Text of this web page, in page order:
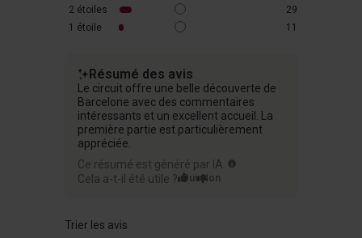
2 étoiles
29
1 étoile 11
Résumé des avis
Le circuit offre une belle découverte de
Barcelone avec des commentaires
intéressants et un excellent accueil. La
première partie est particulièrement
appréciée.
Ce résumé est généré par IA
Cela a-t-il été utile ? Oui Non
Trier les avis